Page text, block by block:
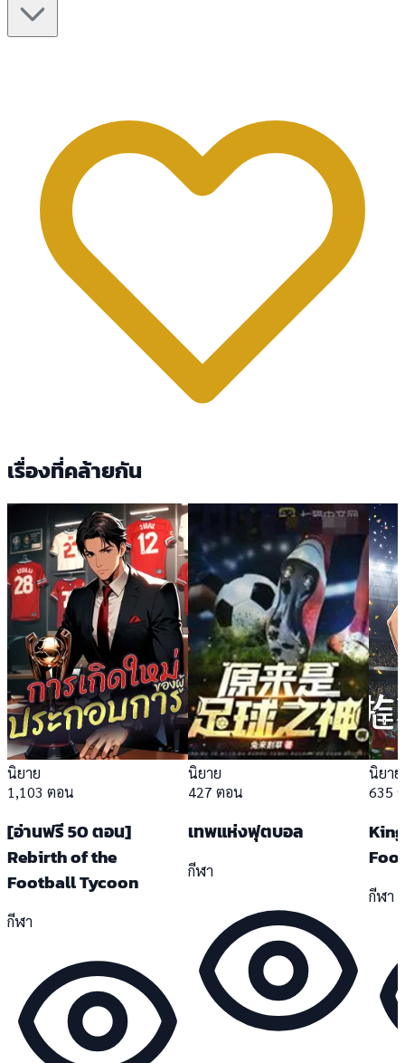
เรื่องที่คล้ายกัน
นิยาย
1,103 ตอน
[อ่านฟรี 50 ตอน]
Rebirth of the
Football Tycoon
กีฬา
นิยาย
427 ตอน
เทพแห่งฟุตบอล
กีฬา
นิยาย
635
กีฬา